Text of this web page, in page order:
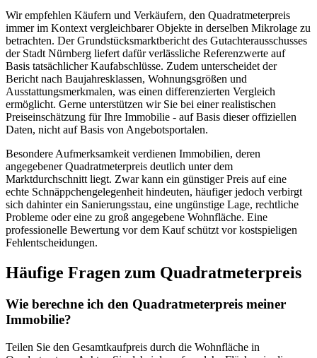
Wir empfehlen Käufern und Verkäufern, den Quadratmeterpreis
immer im Kontext vergleichbarer Objekte in derselben Mikrolage zu
betrachten. Der Grundstücksmarktbericht des Gutachterausschusses
der Stadt Nürnberg liefert dafür verlässliche Referenzwerte auf
Basis tatsächlicher Kaufabschlüsse. Zudem unterscheidet der
Bericht nach Baujahresklassen, Wohnungsgrößen und
Ausstattungsmerkmalen, was einen differenzierten Vergleich
ermöglicht. Gerne unterstützen wir Sie bei einer realistischen
Preiseinschätzung für Ihre Immobilie - auf Basis dieser offiziellen
Daten, nicht auf Basis von Angebotsportalen.
Besondere Aufmerksamkeit verdienen Immobilien, deren
angegebener Quadratmeterpreis deutlich unter dem
Marktdurchschnitt liegt. Zwar kann ein günstiger Preis auf eine
echte Schnäppchengelegenheit hindeuten, häufiger jedoch verbirgt
sich dahinter ein Sanierungsstau, eine ungünstige Lage, rechtliche
Probleme oder eine zu groß angegebene Wohnfläche. Eine
professionelle Bewertung vor dem Kauf schützt vor kostspieligen
Fehlentscheidungen.
Häufige Fragen zum Quadratmeterpreis
Wie berechne ich den Quadratmeterpreis meiner
Immobilie?
Teilen Sie den Gesamtkaufpreis durch die Wohnfläche in